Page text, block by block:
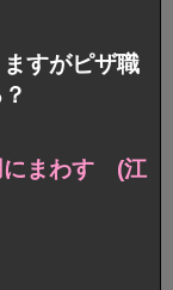
すがピザ職
にまわす (江